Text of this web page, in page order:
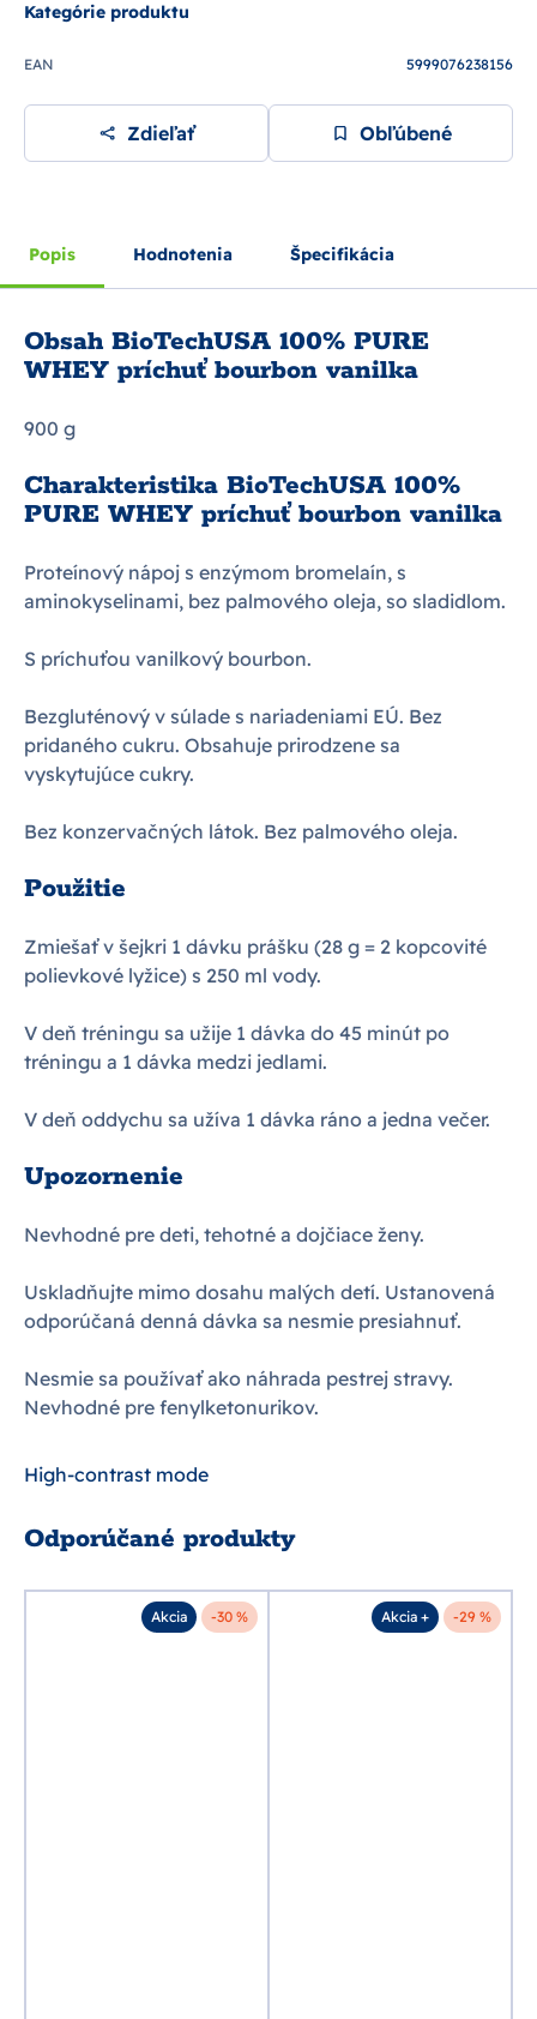
Kategórie produktu
EAN 5999076238156
Zdieľať Obľúbené
Popis Hodnotenia Špecifikácia
Obsah BioTechUSA 100% PURE
WHEY príchuť bourbon vanilka
900 g
Charakteristika BioTechUSA 100%
PURE WHEY príchuť bourbon vanilka
Proteínový nápoj s enzýmom bromelaín, s
aminokyselinami, bez palmového oleja, so sladidlom.
S príchuťou vanilkový bourbon.
Bezgluténový v súlade s nariadeniami EÚ. Bez
pridaného cukru. Obsahuje prirodzene sa
vyskytujúce cukry.
Bez konzervačných látok. Bez palmového oleja.
Použitie
Zmiešať v šejkri 1 dávku prášku (28 g = 2 kopcovité
polievkové lyžice) s 250 ml vody.
V deň tréningu sa užije 1 dávka do 45 minút po
tréningu a 1 dávka medzi jedlami.
V deň oddychu sa užíva 1 dávka ráno a jedna večer.
Upozornenie
Nevhodné pre deti, tehotné a dojčiace ženy.
Uskladňujte mimo dosahu malých detí. Ustanovená
odporúčaná denná dávka sa nesmie presiahnuť.
Nesmie sa používať ako náhrada pestrej stravy.
Nevhodné pre fenylketonurikov.
High-contrast mode
Odporúčané produkty
Akcia -30 % Akcia + -29 %